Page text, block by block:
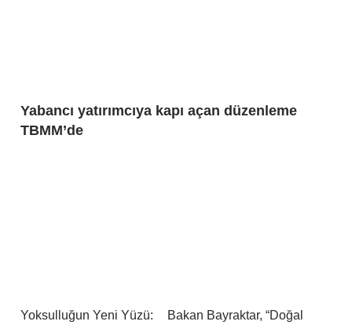
Yabancı yatırımcıya kapı açan düzenleme
TBMM’de
Yoksulluğun Yeni Yüzü:
Bakan Bayraktar, “Doğal